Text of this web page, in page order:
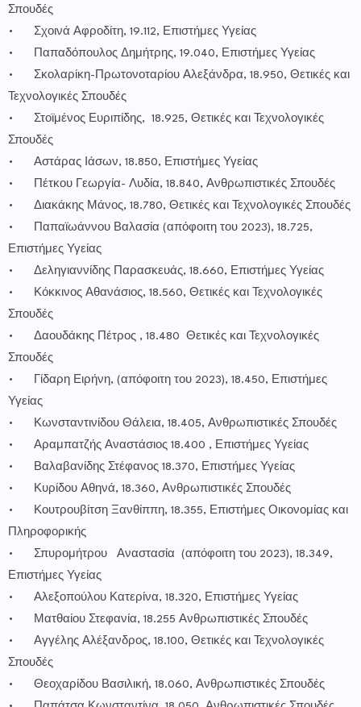
Σπουδές
•
Σχοινά Αφροδίτη, 19.112, Επιστήμες Υγείας
•
Παπαδόπουλος Δημήτρης, 19.040, Επιστήμες Υγείας
•
Σκολαρίκη-Πρωτονοταρίου Αλεξάνδρα, 18.950, Θετικές και
Τεχνολογικές Σπουδές
•
Στοϊμένος Ευριπίδης, 18.925, Θετικές και Τεχνολογικές
Σπουδές
•
Αστάρας Ιάσων, 18.850, Επιστήμες Υγείας
•
Πέτκου Γεωργία- Λυδία, 18.840, Ανθρωπιστικές Σπουδές
•
Διακάκης Μάνος, 18.780, Θετικές και Τεχνολογικές Σπουδές
•
Παπαϊωάννου Βαλασία (απόφοιτη του 2023), 18.725,
Επιστήμες Υγείας
•
Δεληγιαννίδης Παρασκευάς, 18.660, Επιστήμες Υγείας
•
Κόκκινος Αθανάσιος, 18.560, Θετικές και Τεχνολογικές
Σπουδές
•
Δαουδάκης Πέτρος , 18.480 Θετικές και Τεχνολογικές
Σπουδές
•
Γίδαρη Ειρήνη, (απόφοιτη του 2023), 18.450, Επιστήμες
Υγείας
•
Κωνσταντινίδου Θάλεια, 18.405, Ανθρωπιστικές Σπουδές
•
Αραμπατζής Αναστάσιος 18.400 , Επιστήμες Υγείας
•
Βαλαβανίδης Στέφανος 18.370, Επιστήμες Υγείας
•
Κυρίδου Αθηνά, 18.360, Ανθρωπιστικές Σπουδές
•
Κουτρουβίτση Ξανθίππη, 18.355, Επιστήμες Οικονομίας και
Πληροφορικής
•
Σπυρομήτρου Αναστασία (απόφοιτη του 2023), 18.349,
Επιστήμες Υγείας
•
Αλεξοπούλου Κατερίνα, 18.320, Επιστήμες Υγείας
•
Ματθαίου Στεφανία, 18.255 Ανθρωπιστικές Σπουδές
•
Αγγέλης Αλέξανδρος, 18.100, Θετικές και Τεχνολογικές
Σπουδές
•
Θεοχαρίδου Βασιλική, 18.060, Ανθρωπιστικές Σπουδές